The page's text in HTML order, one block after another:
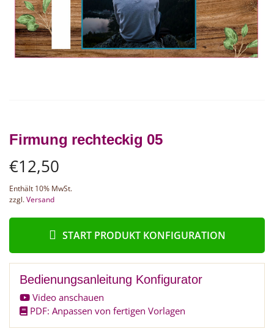
Firmung rechteckig 05
€12,50
Enthält 10% MwSt.
zzgl.Versand
START PRODUKT KONFIGURATION
Bedienungsanleitung Konfigurator
Video anschauen
PDF: Anpassen von fertigen Vorlagen